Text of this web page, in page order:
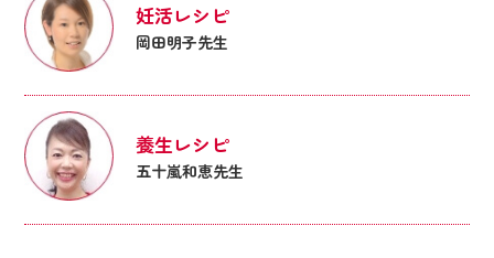
妊活レシピ
岡田明子先生
養生レシピ
五十嵐和恵先生